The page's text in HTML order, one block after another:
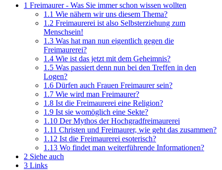
1 Freimaurer - Was Sie immer schon wissen wollten
1.1 Wie nähern wir uns diesem Thema?
1.2 Freimaurerei ist also Selbst­erziehung zum
Menschsein!
1.3 Was hat man nun eigentlich gegen die
Freimaurerei?
1.4 Wie ist das jetzt mit dem Geheimnis?
1.5 Was passiert denn nun bei den Treffen in den
Logen?
1.6 Dürfen auch Frauen Frei­maurer sein?
1.7 Wie wird man Freimaurer?
1.8 Ist die Freimaurerei eine Re­ligion?
1.9 Ist sie womöglich eine Sekte?
1.10 Der Mythos der Hochgrad­freimaurerei
1.11 Christen und Freimaurer, wie geht das zusammen?
1.12 Ist die Freimaurerei esote­risch?
1.13 Wo findet man weiterführen­de Informationen?
2 Siehe auch
3 Links